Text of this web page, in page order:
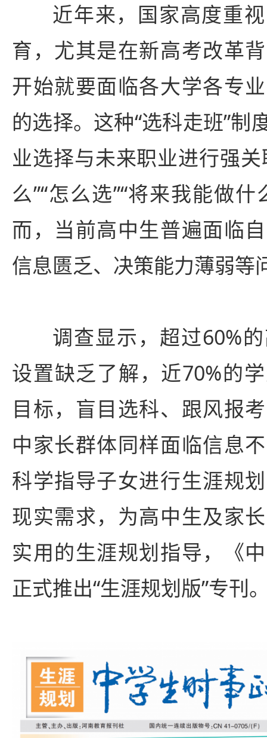
近年来，国家高度重
育，尤其是在新高考改革
开始就要面临各大学各专
的选择。这种“选科走班”制
业选择与未来职业进行强
么”“怎么选”“将来我能做
而，当前高中生普遍面临
信息匮乏、决策能力薄弱等
调查显示，超过60%
设置缺乏了解，近70%的
目标，盲目选科、跟风报
中家长群体同样面临信息
科学指导子女进行生涯规
现实需求，为高中生及家
实用的生涯规划指导，《
正式推出“生涯规划版”专刊